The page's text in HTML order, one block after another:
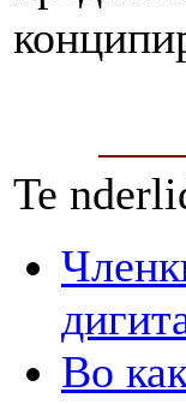
Te
Во